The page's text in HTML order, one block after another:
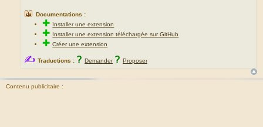
📖 Documentations :
✚ Installer une extension
✚ Installer une extension téléchargée sur GitHub
✚Créer une extension
✍ Traductions : ? Demander ? Proposer
Contenu publicitaire :